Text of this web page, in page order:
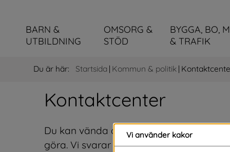
BARN &
UTBILDNING
OMSORG &
STÖD
BYGGA, BO,
& TRAFIK
Du är här: Startsida | Kommun & politik |
Kontaktcenter
Du kan vända dig till oss med alla
göra. Vi svarar på dina frågor eller
Vi använder kakor